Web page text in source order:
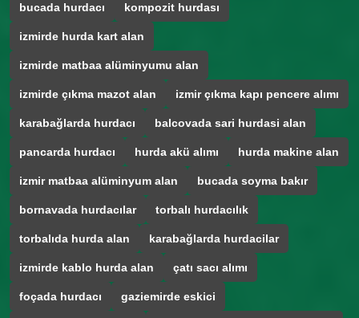
bucada hurdacı kompozit hurdası
izmirde hurda kart alan
izmirde matbaa alüminyumu alan
izmirde çıkma mazot alan izmir çıkma kapı pencere alımı
karabağlarda hurdacı balcovada sari hurdasi alan
pancarda hurdacı hurda akü alımı hurda makine alan
izmir matbaa alüminyum alan bucada soyma bakır
bornavada hurdacılar torbalı hurdacılık
torbalıda hurda alan karabağlarda hurdacilar
izmirde kablo hurda alan çatı sacı alımı
foçada hurdacı gaziemirde eskici